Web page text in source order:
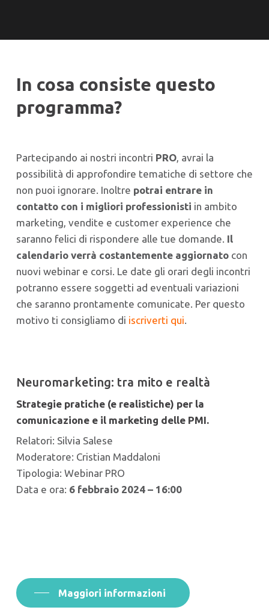
In cosa consiste questo
programma?
Partecipando ai nostri incontri PRO, avrai la
possibilità di approfondire tematiche di settore che
non puoi ignorare. Inoltre potrai entrare in
contatto con i migliori professionisti in ambito
marketing, vendite e customer experience che
saranno felici di rispondere alle tue domande. Il
calendario verrà costantemente aggiornatocon
nuovi webinar e corsi. Le date gli orari degli incontri
potranno essere soggetti ad eventuali variazioni
che saranno prontamente comunicate. Per questo
motivo ti consigliamo di iscriverti qui.
Neuromarketing: tra mito e realtà
Strategie pratiche (e realistiche) per la
comunicazione e il marketing delle PMI.
Relatori: Silvia Salese
Moderatore: Cristian Maddaloni
Tipologia: Webinar PRO
Data e ora: 6 febbraio 2024 – 16:00
Maggiori informazioni